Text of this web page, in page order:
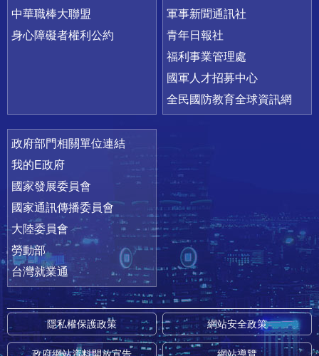
中華職棒大聯盟
身心障礙者權利公約
軍事新聞通訊社
青年日報社
福利事業管理處
國軍人才招募中心
全民國防教育全球資訊網
政府部門相關單位連結
我的E政府
國家發展委員會
國家通訊傳播委員會
大陸委員會
勞動部
台灣就業通
隱私權保護政策 網站安全政策